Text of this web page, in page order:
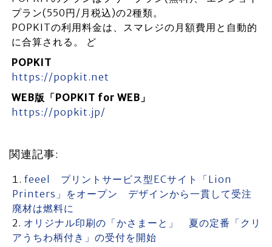
プラン(550円/月税込)の2種類。
POPKITの利用料金は、スマレジの月額費用と自動的
に合算される。 ど
POPKIT
https://popkit.net
WEB版「POPKIT for WEB」
https://popkit.jp/
関連記事:
feeel プリントサービス型ECサイト「Lion
Printers」をオープン デザインから一貫して受注
廃材は燃料に
オリジナル印刷の「かさまーと」 夏の定番「クリ
アうちわ柄付き」の受付を開始